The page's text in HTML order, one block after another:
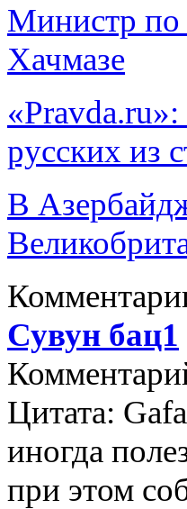
Министр по
Хачмазе
русских из
В
Сувун бац1
Цитата:
иногда
при этом